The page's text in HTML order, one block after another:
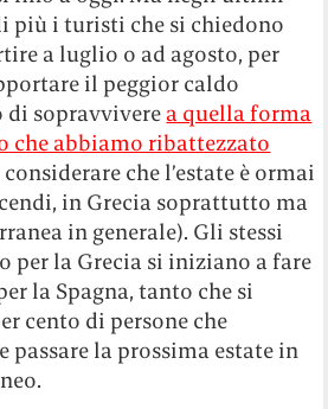
più i turisti che si chiedono
a luglio o ad agosto, per
il peggior caldo
di sopravvivere a quella forma
che abbiamo ribattezzato
considerare che l’estate è ormai
in Grecia soprattutto ma
in generale). Gli stessi
per la Grecia si iniziano a fare
la Spagna, tanto che si
cento di persone che
passare la prossima estate in